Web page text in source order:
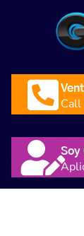
Call
Soy